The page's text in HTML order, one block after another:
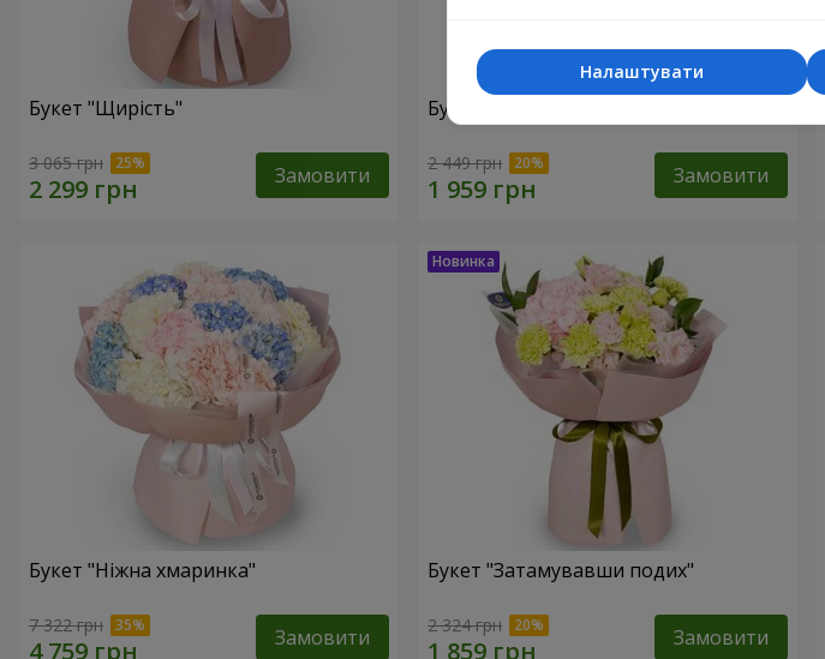
Букет "Щирість"
3 065 грн Замовити
Букет "Моя душа"
2 449 грн Замовити
Букет "Ніжна хмаринка"
7 322 грн Замовити
Букет "Затамувавши подих"
2 324 грн Замовити
Налаштувати